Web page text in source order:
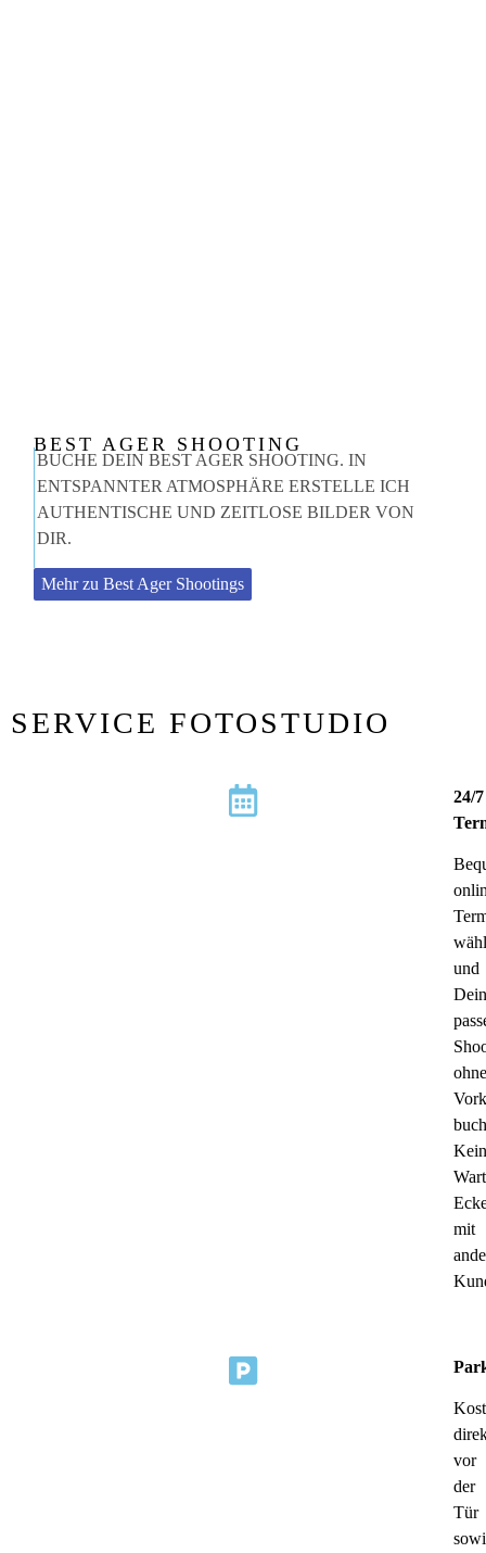
BEST AGER SHOOTING
BUCHE DEIN BEST AGER SHOOTING. IN
ENTSPANNTER ATMOSPHÄRE ERSTELLE ICH
AUTHENTISCHE UND ZEITLOSE BILDER VON
DIR.
Mehr zu Best Ager Shootings
SERVICE FOTOSTUDIO
24/7
und
Dein
ohne
mit
vor
der
Tür